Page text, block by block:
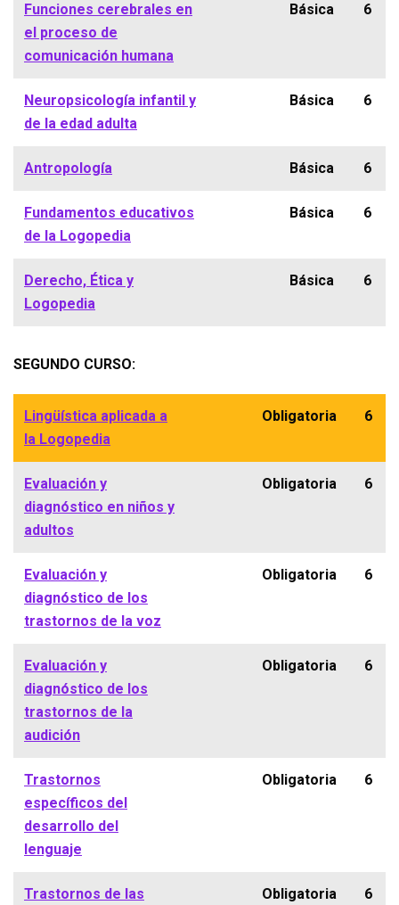
Funciones cerebrales en
el proceso de
comunicación humana
Básica 6
Neuropsicología infantil y
de la edad adulta
Básica 6
Antropología Básica 6
Fundamentos educativos
de la Logopedia
Básica 6
Derecho, Ética y
Logopedia
Básica 6
SEGUNDO CURSO:
Lingüística aplicada a
la Logopedia
Obligatoria 6
Evaluación y
diagnóstico en niños y
adultos
Obligatoria 6
Evaluación y
diagnóstico de los
trastornos de la voz
Obligatoria 6
Evaluación y
diagnóstico de los
trastornos de la
audición
Obligatoria 6
Trastornos
específicos del
desarrollo del
lenguaje
Obligatoria 6
Trastornos de las Obligatoria 6